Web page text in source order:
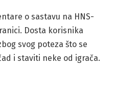
o sastavu na HNS-
Dosta korisnika
svog poteza što se
i staviti neke od igrača.